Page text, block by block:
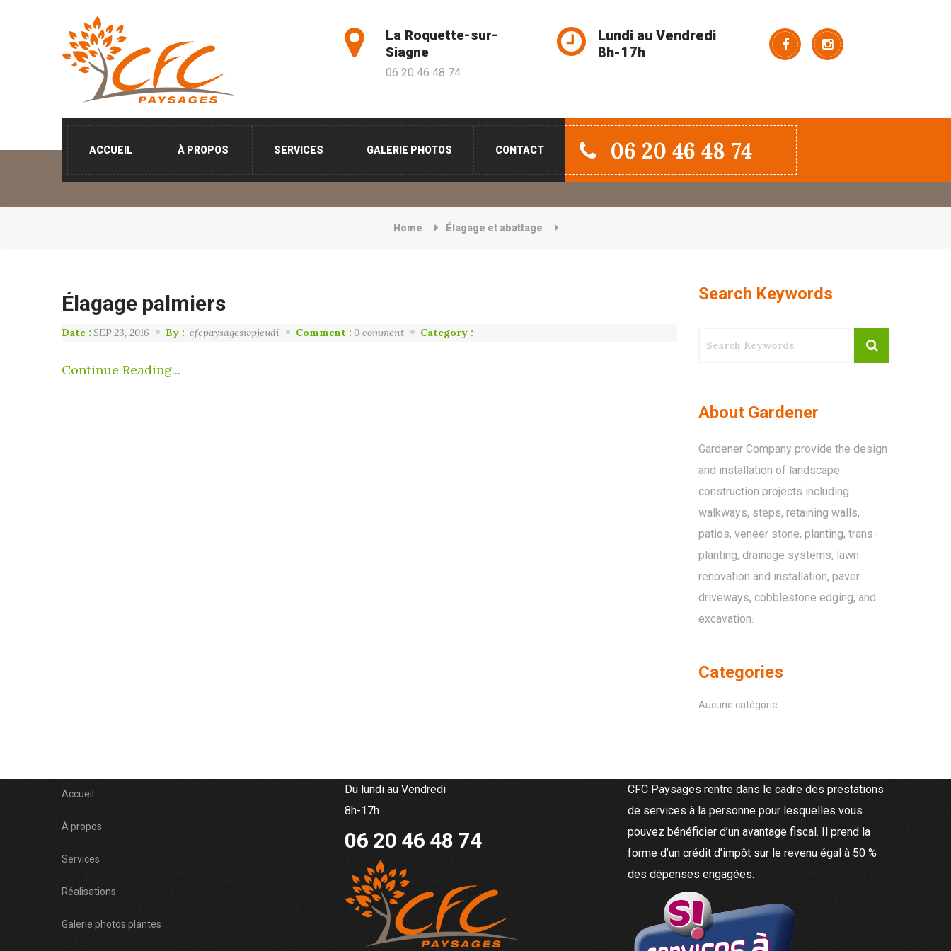
La Roquette-sur-
Siagne
06 20 46 48 74
Lundi au Vendredi
8h-17h
ACCUEIL À PROPOS SERVICES GALERIE PHOTOS CONTACT 06 20 46 48 74
Home Élagage et abattage
Élagage palmiers
Date : SEP 23, 2016 By : cfcpaysageswpjeudi Comment : 0 comment Category :
Continue Reading...
Search Keywords
About Gardener
Gardener Company provide the design
and installation of landscape
construction projects including
walkways, steps, retaining walls,
patios, veneer stone, planting, trans-
planting, drainage systems, lawn
renovation and installation, paver
driveways, cobblestone edging, and
excavation.
Categories
Aucune catégorie
Accueil
À propos
Services
Réalisations
Galerie photos plantes
Du lundi au Vendredi
8h-17h
06 20 46 48 74
CFC Paysages rentre dans le cadre des prestations
de services à la personne pour lesquelles vous
pouvez bénéficier d’un avantage fiscal. Il prend la
forme d’un crédit d’impôt sur le revenu égal à 50 %
des dépenses engagées.